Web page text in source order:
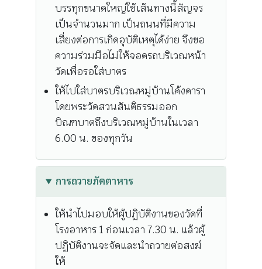
บรรทุกขนาดใหญ่ใช้เส้นทางนี้สัญจร
เป็นจำนวนมาก เป็นถนนที่มีความ
เสี่ยงต่อการเกิดอุบัติเหตุได้ง่าย จึงขอ
ความร่วมมือไม่ให้จอดรถบริเวณหน้า
วัดเพื่อรอใส่บาตร
ให้ไปใส่บาตรบริเวณหมู่บ้านโค้งดารา
โดยพระวัดสวนสันติธรรมออก
บิณฑบาตถึงบริเวณหมู่บ้านในเวลา
6.00 น. ของทุกวัน
การถวายภัตตาหาร
ให้นำไปมอบให้ผู้ปฏิบัติงานของวัดที่
โรงอาหาร 1 ก่อนเวลา 7.30 น. แล้วผู้
ปฏิบัติงานจะจัดและนำถวายต่อสงฆ์
ให้